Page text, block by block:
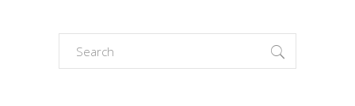
Search
for: